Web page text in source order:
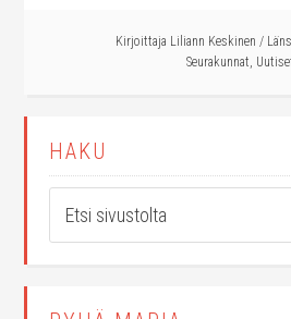
Kirjoittaja Liliann Keskinen /
Seurakunnat
HAKU